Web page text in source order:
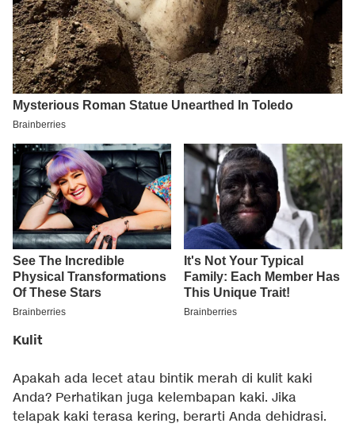
Kulit
Apakah ada lecet atau bintik merah di kulit kaki
Anda? Perhatikan juga kelembapan kaki. Jika
telapak kaki terasa kering, berarti Anda dehidrasi.